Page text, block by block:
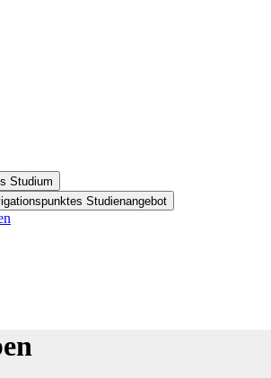
Studium
Studienangebot